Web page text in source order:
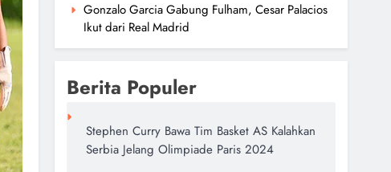
Gonzalo Garcia Gabung Fulham, Cesar Palacios
Ikut dari Real Madrid
Berita Populer
Stephen Curry Bawa Tim Basket AS Kalahkan
Serbia Jelang Olimpiade Paris 2024